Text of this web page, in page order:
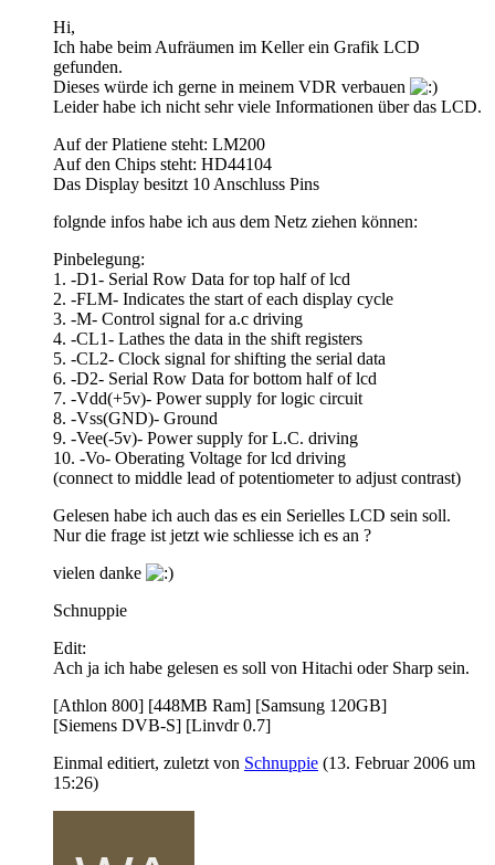
Hi,
Ich habe beim Aufräumen im Keller ein Grafik LCD
gefunden.
Dieses würde ich gerne in meinem VDR verbauen
Leider habe ich nicht sehr viele Informationen über das LCD.
Auf der Platiene steht: LM200
Auf den Chips steht: HD44104
Das Display besitzt 10 Anschluss Pins
folgnde infos habe ich aus dem Netz ziehen können:
Pinbelegung:
1. -D1- Serial Row Data for top half of lcd
2. -FLM- Indicates the start of each display cycle
3. -M- Control signal for a.c driving
4. -CL1- Lathes the data in the shift registers
5. -CL2- Clock signal for shifting the serial data
6. -D2- Serial Row Data for bottom half of lcd
7. -Vdd(+5v)- Power supply for logic circuit
8. -Vss(GND)- Ground
9. -Vee(-5v)- Power supply for L.C. driving
10. -Vo- Oberating Voltage for lcd driving
(connect to middle lead of potentiometer to adjust contrast)
Gelesen habe ich auch das es ein Serielles LCD sein soll.
Nur die frage ist jetzt wie schliesse ich es an ?
vielen danke
Schnuppie
Edit:
Ach ja ich habe gelesen es soll von Hitachi oder Sharp sein.
[Athlon 800] [448MB Ram] [Samsung 120GB]
[Siemens DVB-S] [Linvdr 0.7]
Einmal editiert, zuletzt von Schnuppie (13. Februar 2006 um
15:26)